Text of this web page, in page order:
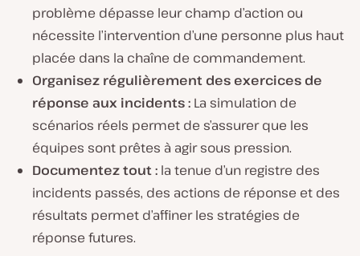
problème dépasse leur champ d’action ou
nécessite l’intervention d’une personne plus haut
placée dans la chaîne de commandement.
Organisez régulièrement des exercices de
réponse aux incidents : La simulation de
scénarios réels permet de s’assurer que les
équipes sont prêtes à agir sous pression.
Documentez tout : la tenue d’un registre des
incidents passés, des actions de réponse et des
résultats permet d’affiner les stratégies de
réponse futures.